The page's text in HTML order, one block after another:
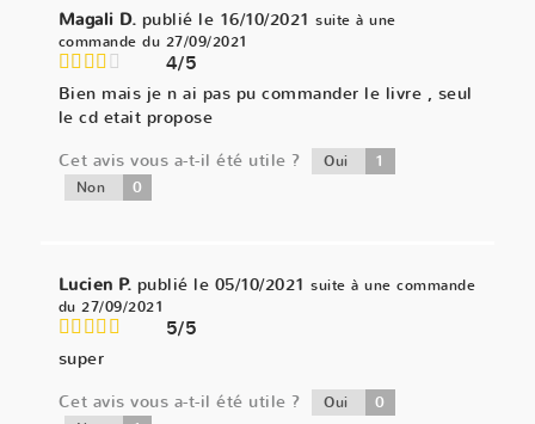
Magali D. publié le 16/10/2021 suite à une
commande du 27/09/2021
4/5
Bien mais je n ai pas pu commander le livre , seul
le cd etait propose
Cet avis vous a-t-il été utile ?
Oui 1
Non 0
Lucien P. publié le 05/10/2021 suite à une commande
du 27/09/2021
5/5
super
Cet avis vous a-t-il été utile ?
Oui 0